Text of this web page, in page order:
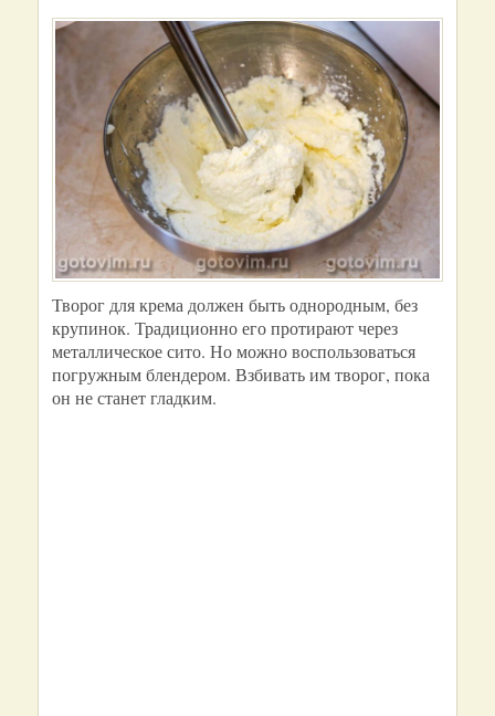
Творог для крема должен быть однородным, без
крупинок. Традиционно его протирают через
металлическое сито. Но можно воспользоваться
погружным блендером. Взбивать им творог, пока
он не станет гладким.